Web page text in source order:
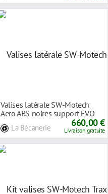
Valises latérale SW-Motech
Aero ABS noires support EVO
La Bécanerie 660,00 €
Livraison gratuite